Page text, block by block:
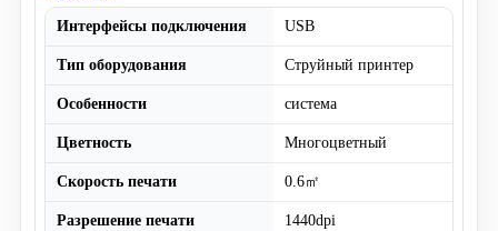
Интерфейсы подключения USB
Тип оборудования Струйный принтер
Особенности система
Цветность Многоцветный
Скорость печати 0.6㎡
Разрешение печати 1440dpi